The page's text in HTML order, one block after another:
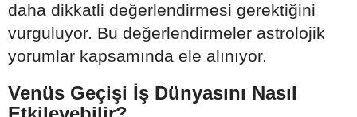
daha dikkatli değerlendirmesi gerektiğini
vurguluyor. Bu değerlendirmeler astrolojik
yorumlar kapsamında ele alınıyor.
Venüs Geçişi İş Dünyasını Nasıl